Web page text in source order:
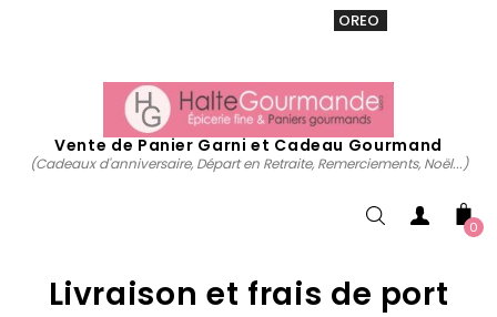
OREO
Vente de Panier Garni et Cadeau Gourmand
(Cadeaux d'anniversaire, Départ en Retraite, Remerciements, Noël...)
0
Livraison et frais de port